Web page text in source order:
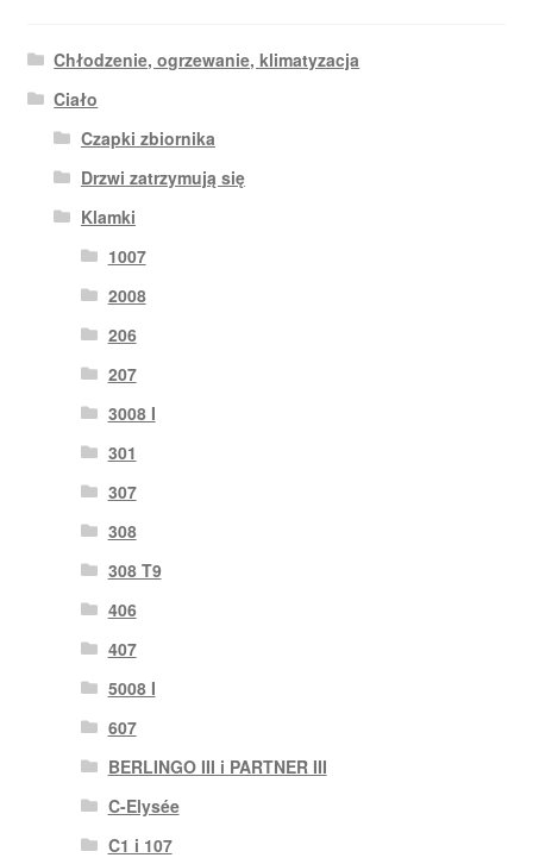
Chłodzenie, ogrzewanie, klimatyzacja
Ciało
Czapki zbiornika
Drzwi zatrzymują się
Klamki
1007
2008
206
207
3008 I
301
307
308
308 T9
406
407
5008 I
607
BERLINGO III i PARTNER III
C-Elysée
C1 i 107